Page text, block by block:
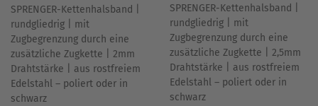
SPRENGER-Kettenhalsband |
rundgliedrig | mit
Zugbegrenzung durch eine
zusätzliche Zugkette | 2mm
Drahtstärke | aus rostfreiem
Edelstahl – poliert oder in
schwarz
SPRENGER-Kettenhalsband |
rundgliedrig | mit
Zugbegrenzung durch eine
zusätzliche Zugkette | 2,5mm
Drahtstärke | aus rostfreiem
Edelstahl – poliert oder in
schwarz